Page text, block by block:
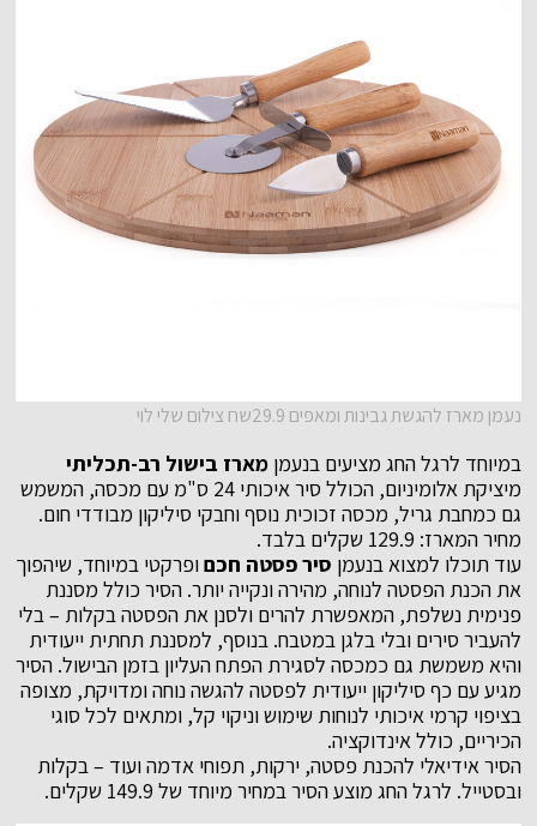
נעמן מארז להגשת גבינות ומאפים 29.9שח צילום שלי לוי
במיוחד לרגל החג מציעים בנעמן מארז בישול רב-תכליתי
מיציקת אלומיניום, הכולל סיר איכותי 24 ס"מ עם מכסה, המשמש
גם כמחבת גריל, מכסה זכוכית נוסף וחבקי סיליקון מבודדי חום.
מחיר המארז: 129.9 שקלים בלבד.
עוד תוכלו למצוא בנעמן סיר פסטה חכםופרקטי במיוחד, שיהפוך
את הכנת הפסטה לנוחה, מהירה ונקייה יותר. הסיר כולל מסננת
פנימית נשלפת, המאפשרת להרים ולסנן את הפסטה בקלות – בלי
להעביר סירים ובלי בלגן במטבח. בנוסף, למסננת תחתית ייעודית
והיא משמשת גם כמכסה לסגירת הפתח העליון בזמן הבישול. הסיר
מגיע עם כף סיליקון ייעודית לפסטה להגשה נוחה ומדויקת, מצופה
בציפוי קרמי איכותי לנוחות שימוש וניקוי קל, ומתאים לכל סוגי
הכיריים, כולל אינדוקציה.
הסיר אידיאלי להכנת פסטה, ירקות, תפוחי אדמה ועוד – בקלות
ובסטייל. לרגל החג מוצע הסיר במחיר מיוחד של 149.9 שקלים.